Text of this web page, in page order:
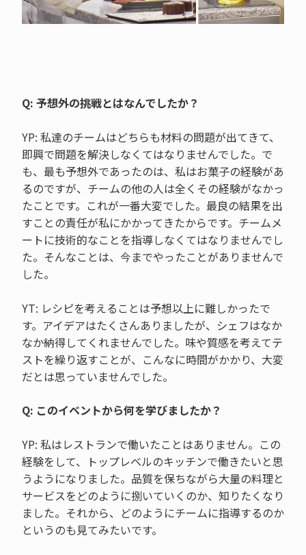
Q: 予想外の挑戦とはなんでしたか？
YP: 私達のチームはどちらも材料の問題が出てきて、
即興で問題を解決しなくてはなりませんでした。で
も、最も予想外であったのは、私はお菓子の経験があ
るのですが、チームの他の人は全くその経験がなかっ
たことです。これが一番大変でした。最良の結果を出
すことの責任が私にかかってきたからです。チームメ
ートに技術的なことを指導しなくてはなりませんでし
た。そんなことは、今までやったことがありませんで
した。
YT: レシピを考えることは予想以上に難しかったで
す。アイデアはたくさんありましたが、シェフはなか
なか納得してくれませんでした。味や質感を考えてテ
ストを繰り返すことが、こんなに時間がかかり、大変
だとは思っていませんでした。
Q: このイベントから何を学びましたか？
YP: 私はレストランで働いたことはありません。この
経験をして、トップレベルのキッチンで働きたいと思
うようになりました。品質を保ちながら大量の料理と
サービスをどのように捌いていくのか、知りたくなり
ました。それから、どのようにチームに指導するのか
というのも見てみたいです。